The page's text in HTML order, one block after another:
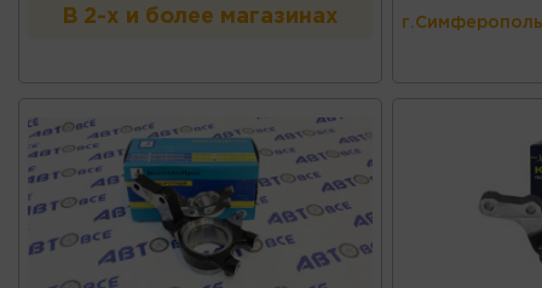
В 2-х и более магазинах